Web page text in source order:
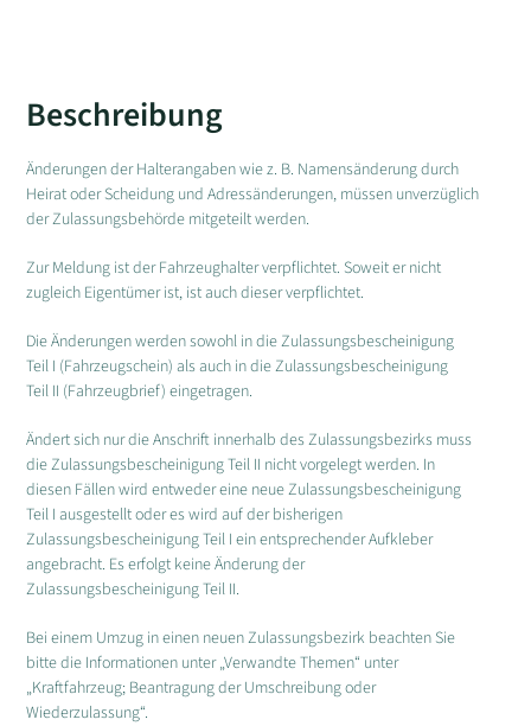
Beschreibung
Änderungen der Halterangaben wie z. B. Namensänderung durch
Heirat oder Scheidung und Adressänderungen, müssen unverzüglich
der Zulassungsbehörde mitgeteilt werden.
Zur Meldung ist der Fahrzeughalter verpflichtet. Soweit er nicht
zugleich Eigentümer ist, ist auch dieser verpflichtet.
Die Änderungen werden sowohl in die Zulassungsbescheinigung
Teil I (Fahrzeugschein) als auch in die Zulassungsbescheinigung
Teil II (Fahrzeugbrief) eingetragen.
Ändert sich nur die Anschrift innerhalb des Zulassungsbezirks muss
die Zulassungsbescheinigung Teil II nicht vorgelegt werden. In
diesen Fällen wird entweder eine neue Zulassungsbescheinigung
Teil I ausgestellt oder es wird auf der bisherigen
Zulassungsbescheinigung Teil I ein entsprechender Aufkleber
angebracht. Es erfolgt keine Änderung der
Zulassungsbescheinigung Teil II.
Bei einem Umzug in einen neuen Zulassungsbezirk beachten Sie
bitte die Informationen unter „Verwandte Themen“ unter
„Kraftfahrzeug; Beantragung der Umschreibung oder
Wiederzulassung“.